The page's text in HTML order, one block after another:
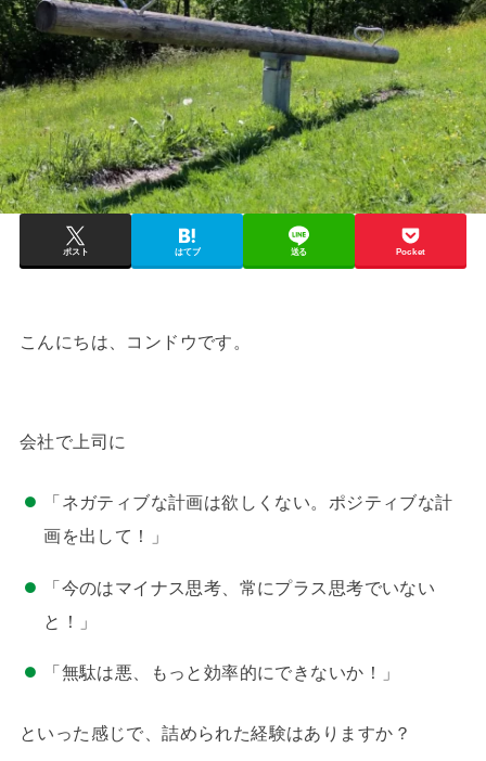
ポスト はてブ 送る Pocket
こんにちは、コンドウです。
会社で上司に
「ネガティブな計画は欲しくない。ポジティブな計
画を出して！」
「今のはマイナス思考、常にプラス思考でいない
と！」
「無駄は悪、もっと効率的にできないか！」
といった感じで、詰められた経験はありますか？